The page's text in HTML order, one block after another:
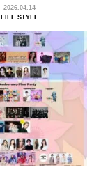
2026.04.14
LIFE STYLE